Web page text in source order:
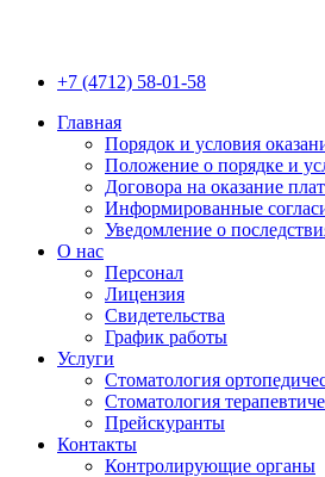
+7 (4712) 58-01-58
Главная
Порядок и условия
Положение о порядке и
Договора на оказание
Информированные
Уведомление о
О нас
Персонал
Лицензия
Свидетельства
График работы
Услуги
Стоматология
Стоматология
Прейскуранты
Контакты
Контролирующие органы